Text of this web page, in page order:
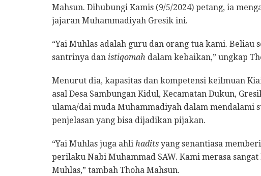
Mahsun. Dihubungi Kamis (9/5/2024) petang, ia
jajaran Muhammadiyah Gresik ini.
“Yai Muhlas adalah guru dan orang tua kami. Beliau
santrinya dan istiqomah dalam kebaikan,” ungkap
Menurut dia, kapasitas dan kompetensi keilmuan
asal Desa Sambungan Kidul, Kecamatan Dukun,
ulama/dai muda Muhammadiyah dalam mendalami
penjelasan yang bisa dijadikan pijakan.
“Yai Muhlas juga ahli hadits yang senantiasa
perilaku Nabi Muhammad SAW. Kami merasa
Muhlas,” tambah Thoha Mahsun.